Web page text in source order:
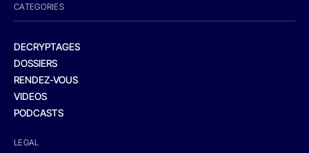
CATEGORIES
DECRYPTAGES
DOSSIERS
RENDEZ-VOUS
VIDEOS
PODCASTS
LEGAL